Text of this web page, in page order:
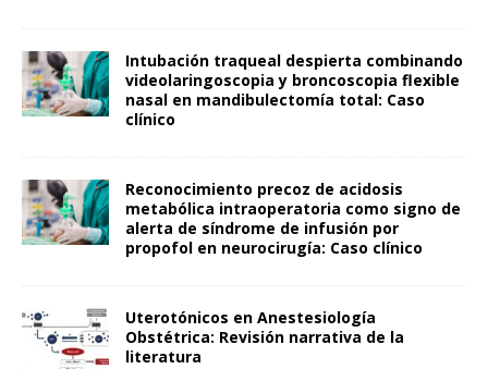
Intubación traqueal despierta combinando
videolaringoscopia y broncoscopia flexible
nasal en mandibulectomía total: Caso
clínico
Reconocimiento precoz de acidosis
metabólica intraoperatoria como signo de
alerta de síndrome de infusión por
propofol en neurocirugía: Caso clínico
Uterotónicos en Anestesiología
Obstétrica: Revisión narrativa de la
literatura